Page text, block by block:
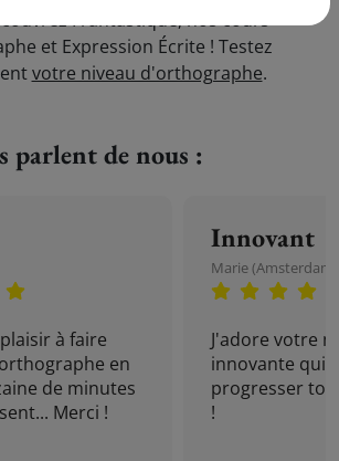
Frantastique, nos cours
et Expression Écrite ! Testez
votre niveau d'orthographe.
parlent de nous :
à faire
en
de minutes
Merci !
Innovant
Marie (Amsterdam)
J'adore votre
innovante qui
progresser
!